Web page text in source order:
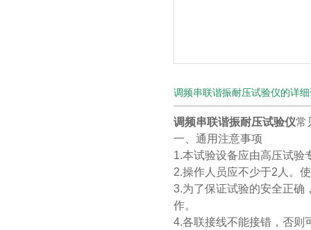
调频串联谐振耐压试验仪的详
调频串联谐振耐压试验仪常
一、通用注意事项
1.本试验设备应由高压试验
2.操作人员应不少于2人。
3.为了保证试验的安全正确
作。
4.各联接线不能接错，否则